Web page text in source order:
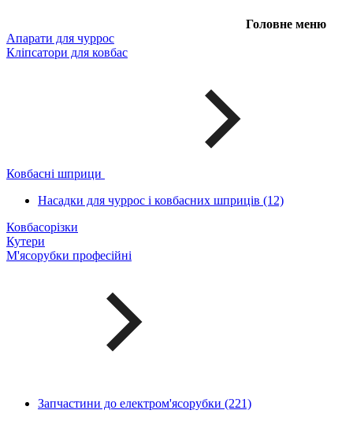
Головне меню
Апарати для чуррос
Кліпсатори для ковбас
Ковбасні шприци
Насадки для чуррос і ковбасних шприців (12)
Ковбасорізки
Кутери
М'ясорубки професійні
Запчастини до електром'ясорубки (221)